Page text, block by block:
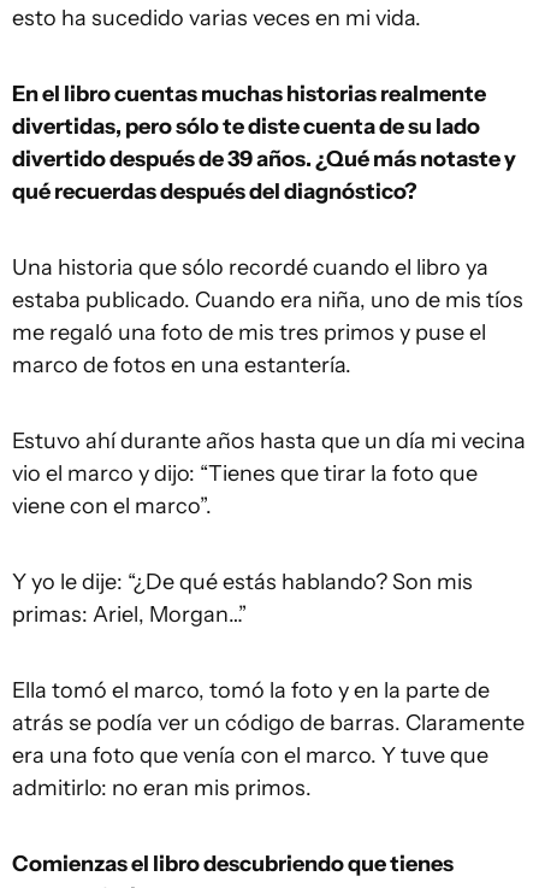
esto ha sucedido varias veces en mi vida.
En el libro cuentas muchas historias realmente
divertidas, pero sólo te diste cuenta de su lado
divertido después de 39 años. ¿Qué más notaste y
qué recuerdas después del diagnóstico?
Una historia que sólo recordé cuando el libro ya
estaba publicado. Cuando era niña, uno de mis tíos
me regaló una foto de mis tres primos y puse el
marco de fotos en una estantería.
Estuvo ahí durante años hasta que un día mi vecina
vio el marco y dijo: “Tienes que tirar la foto que
viene con el marco”.
Y yo le dije: “¿De qué estás hablando? Son mis
primas: Ariel, Morgan…”
Ella tomó el marco, tomó la foto y en la parte de
atrás se podía ver un código de barras. Claramente
era una foto que venía con el marco. Y tuve que
admitirlo: no eran mis primos.
Comienzas el libro descubriendo que tienes